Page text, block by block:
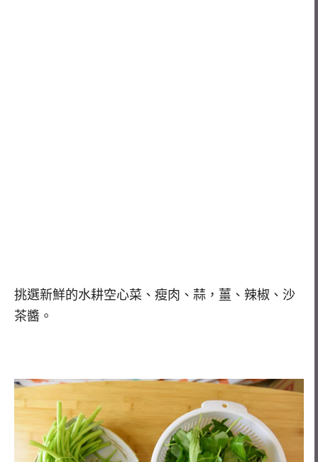
挑選新鮮的水耕空心菜、瘦肉、蒜，薑、辣椒、沙
茶醬。